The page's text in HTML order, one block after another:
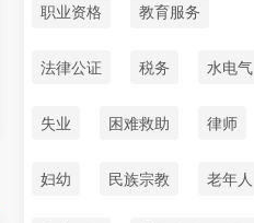
职业资格 教育服务
法律公证 税务 水电气
失业 困难救助 律师
妇幼 民族宗教 老年人